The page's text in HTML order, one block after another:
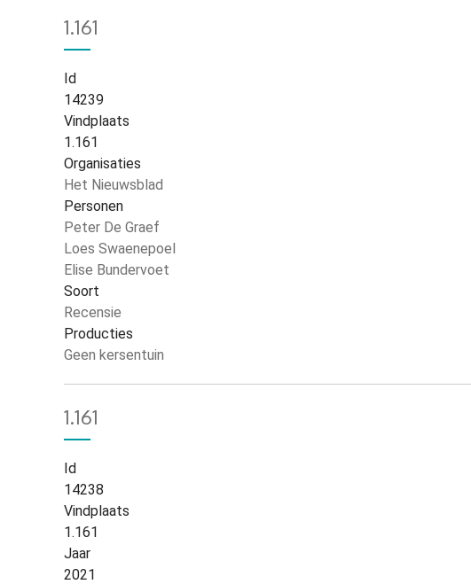
1.161
Id
14239
Vindplaats
1.161
Organisaties
Het Nieuwsblad
Personen
Peter De Graef
Loes Swaenepoel
Elise Bundervoet
Soort
Recensie
Producties
Geen kersentuin
1.161
Id
14238
Vindplaats
1.161
Jaar
2021